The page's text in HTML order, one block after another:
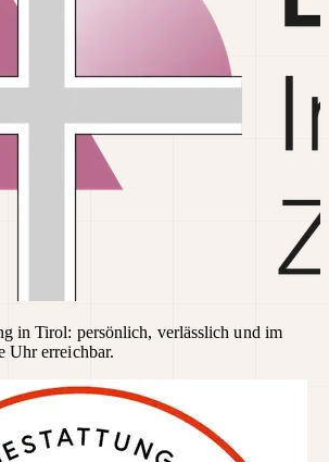
in Tirol: persönlich, verlässlich und im
Uhr erreichbar.